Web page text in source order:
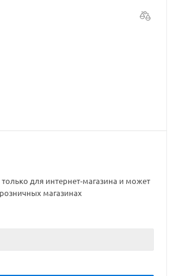
для интернет-магазина и может
магазинах